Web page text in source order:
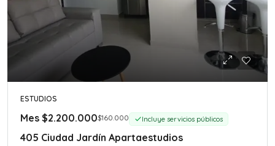
ESTUDIOS
Mes $2.200.000$160.000 Incluye servicios públicos
405 Ciudad Jardín Apartaestudios